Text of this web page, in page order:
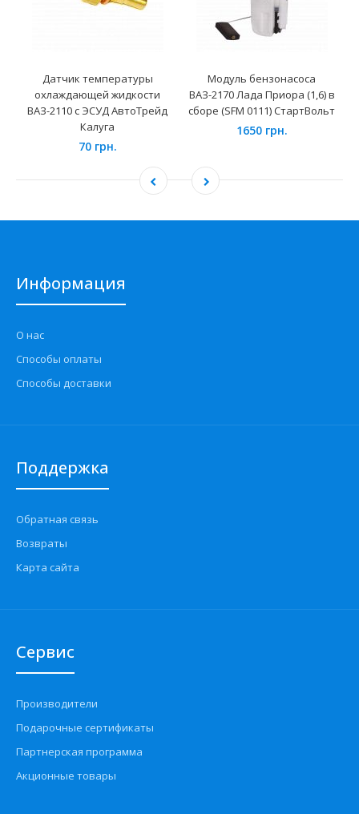
Датчик температуры
охлаждающей жидкости
ВАЗ-2110 с ЭСУД АвтоТрейд
Калуга
70 грн.
Модуль бензонасоса
ВАЗ-2170 Лада Приора (1,6) в
сборе (SFM 0111) СтартВольт
1650 грн.
Информация
О нас
Способы оплаты
Способы доставки
Поддержка
Обратная связь
Возвраты
Карта сайта
Сервис
Производители
Подарочные сертификаты
Партнерская программа
Акционные товары